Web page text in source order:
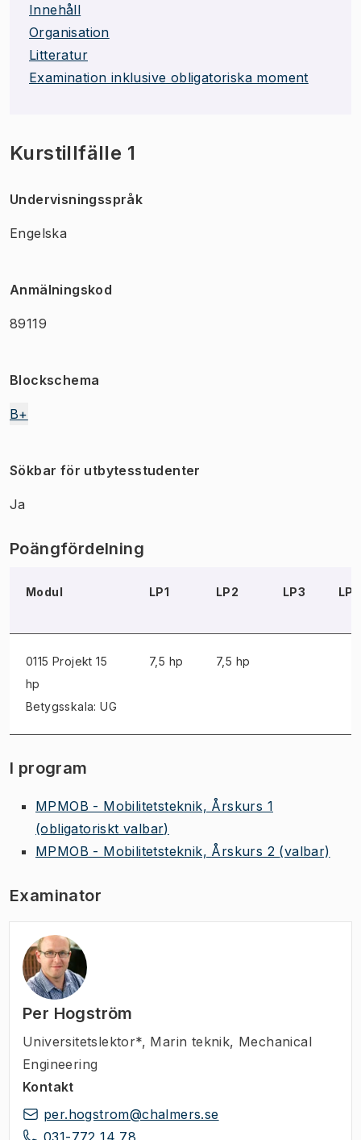
Innehåll
Organisation
Litteratur
Examination inklusive obligatoriska moment
Kurstillfälle 1
Undervisningsspråk
Engelska
Anmälningskod
89119
Blockschema
B+
Sökbar för utbytesstudenter
Ja
Poängfördelning
Modul LP1 LP2 LP3
0115 Projekt 15
hp
Betygsskala: UG
7,5 hp 7,5 hp
I program
MPMOB - Mobilitetsteknik, Årskurs 1
(obligatoriskt valbar)
MPMOB - Mobilitetsteknik, Årskurs 2 (valbar)
Examinator
Per Hogström
Universitetslektor*, Marin teknik, Mechanical
Engineering
Kontakt
per.hogstrom@chalmers.se
031-772 14 78